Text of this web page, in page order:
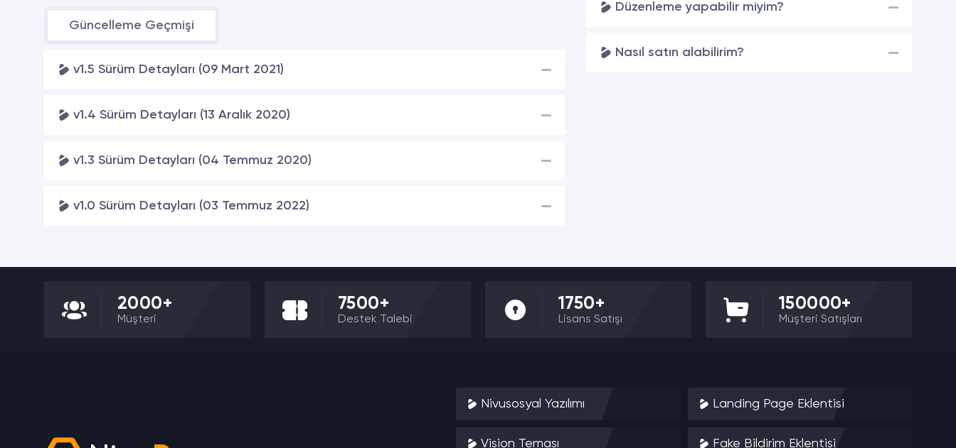
Güncelleme Geçmişi
v1.5 Sürüm Detayları (09 Mart 2021)
v1.4 Sürüm Detayları (13 Aralık 2020)
v1.3 Sürüm Detayları (04 Temmuz 2020)
v1.0 Sürüm Detayları (03 Temmuz 2022)
Düzenleme yapabilir miyim?
Nasıl satın alabilirim?
2000+
Müşteri
7500+
Destek Talebi
1750+
Lisans Satışı
150000+
Müşteri Satışları
Nivusosyal Yazılımı
Vision Teması
Landing Page Eklentisi
Fake Bildirim Eklentisi